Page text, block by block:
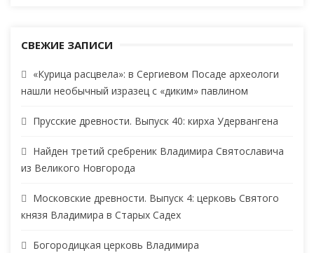
СВЕЖИЕ ЗАПИСИ
«Курица расцвела»: в Сергиевом Посаде археологи
нашли необычный изразец с «диким» павлином
Прусские древности. Выпуск 40: кирха Удервангена
Найден третий сребреник Владимира Святославича
из Великого Новгорода
Московские древности. Выпуск 4: церковь Святого
князя Владимира в Старых Садех
Богородицкая церковь Владимира